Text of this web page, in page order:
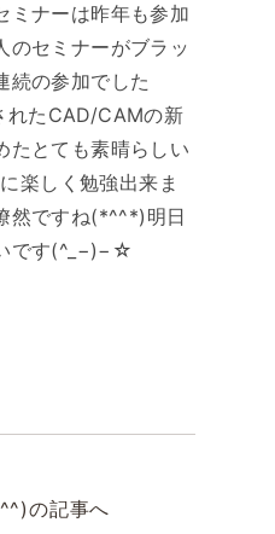
ミナーは昨年も参加
のセミナーがブラッ
続の参加でした
れたCAD/CAMの新
たとても素晴らしい
楽しく勉強出来ま
然ですね(*^^*)明日
です(^_−)−☆
の記事へ